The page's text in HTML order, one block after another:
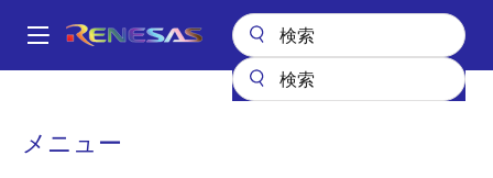
ン
Main
メニュー
パ
ガジェットルネサス ガジェットルネサス GR-ROSE
GR-ROSE